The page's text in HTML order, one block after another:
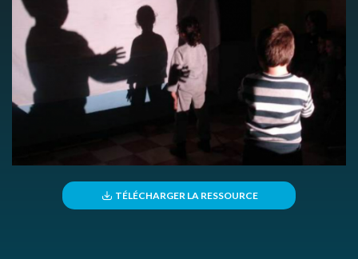
TÉLÉCHARGER LA RESSOURCE
En quelques clics, donnez-nous votre avis d'utilisateur.
LIEN VERS LE QUESTIONNAIRE